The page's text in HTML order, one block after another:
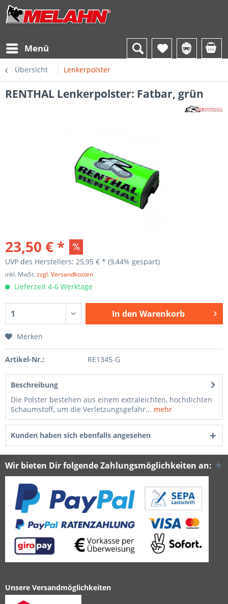
Menü
Übersicht Lenkerpolster
RENTHAL Lenkerpolster: Fatbar, grün
23,50 € *
UVP des Herstellers: 25,95 € * (9,44% gespart)
inkl. MwSt.zzgl. Versandkosten
Lieferzeit 4-6 Werktage
In den Warenkorb
Merken
Artikel-Nr.: RE1345-G
Beschreibung
Die Polster bestehen aus einem extraleichten, hochdichten
Schaumstoff, um die Verletzungsgefahr... mehr
Kunden haben sich ebenfalls angesehen
Wir bieten Dir folgende Zahlungsmöglichkeiten an:
Unsere Versandmöglichkeiten